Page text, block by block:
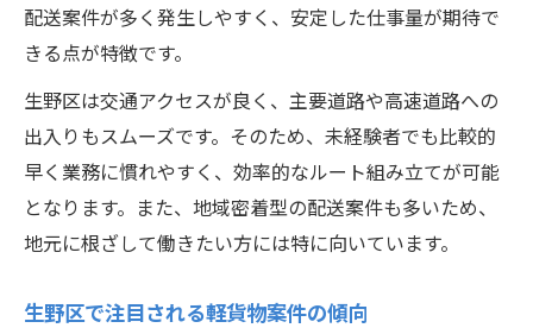
軽貨物事業の未経験者が陥りやすい注意点
生野区で学べる軽貨物独立のステップ
軽貨物提携で経験ゼロから始める安心感
独立開業を目指すなら生野区の軽貨物支援
軽貨物独立開業に役立つ生野区の支援策
生野区で始める軽貨物独立の成功ポイント
生野区で独立開業を支える軽貨物提携先
配送案件が多く発生しやすく、安定した仕事量が期待で
きる点が特徴です。
生野区は交通アクセスが良く、主要道路や高速道路への
出入りもスムーズです。そのため、未経験者でも比較的
早く業務に慣れやすく、効率的なルート組み立てが可能
となります。また、地域密着型の配送案件も多いため、
地元に根ざして働きたい方には特に向いています。
生野区で注目される軽貨物案件の傾向